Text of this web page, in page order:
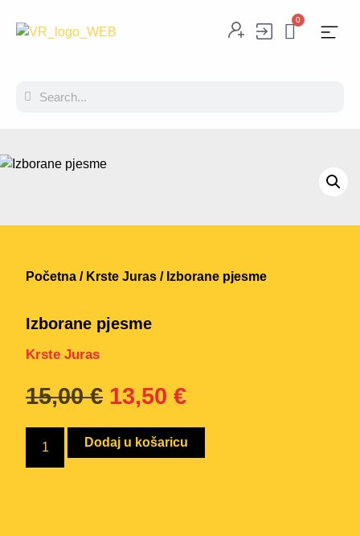
0
Početna / Krste Juras / Izborane pjesme
Izborane pjesme
Krste Juras
15,00€ 13,50 €
Dodaj u košaricu